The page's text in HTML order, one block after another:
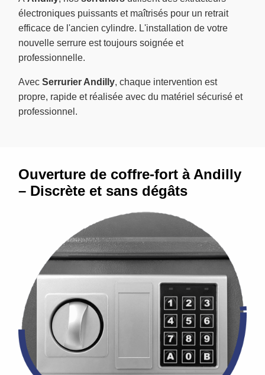
électroniques puissants et maîtrisés pour un retrait
efficace de l'ancien cylindre. L'installation de votre
nouvelle serrure est toujours soignée et
professionnelle.
Avec Serrurier Andilly, chaque intervention est
propre, rapide et réalisée avec du matériel sécurisé et
professionnel.
Ouverture de coffre-fort à Andilly
– Discrète et sans dégâts